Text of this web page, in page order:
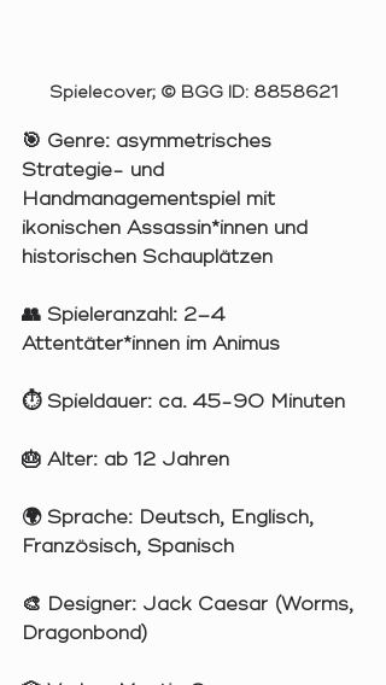
Spielecover; © BGG ID: 8858621
🎯 Genre: asymmetrisches
Strategie- und
Handmanagementspiel mit
ikonischen Assassin*innen und
historischen Schauplätzen
👥 Spieleranzahl: 2–4
Attentäter*innen im Animus
⏱️ Spieldauer: ca. 45-90 Minuten
🎂 Alter: ab 12 Jahren
🌍 Sprache: Deutsch, Englisch,
Französisch, Spanisch
🎨 Designer: Jack Caesar (Worms,
Dragonbond)